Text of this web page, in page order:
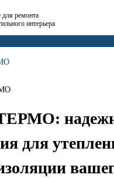
для ремонта
интерьера
для